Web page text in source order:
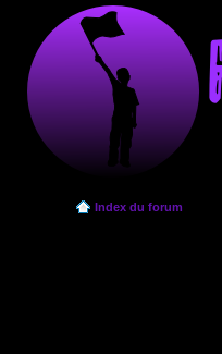
Index du forum